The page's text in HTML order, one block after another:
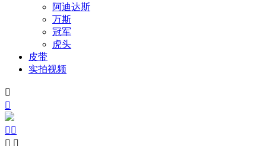
阿迪达斯
万斯
冠军
虎头
皮带
实拍视频


 
 